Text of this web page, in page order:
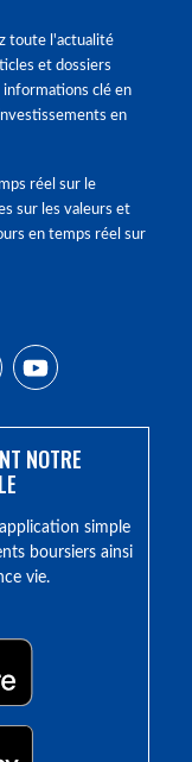
toute l'actualité
et dossiers
informations clé en
en
réel sur le
sur les valeurs et
en temps réel sur
NOTRE
simple
boursiers ainsi
vie.